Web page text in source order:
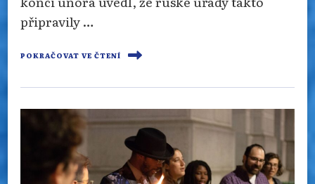
připravily …
POKRAČOVAT VE ČTENÍ